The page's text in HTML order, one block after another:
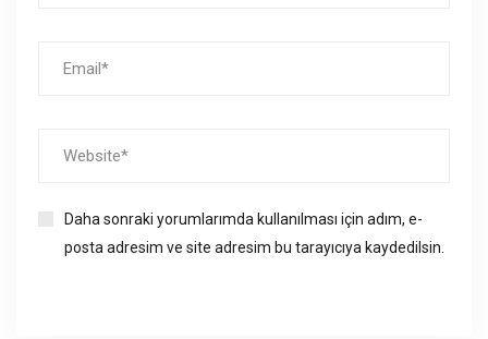
Daha sonraki yorumlarımda kullanılması için adım, e-
posta adresim ve site adresim bu tarayıcıya kaydedilsin.